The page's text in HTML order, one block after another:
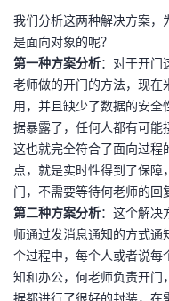
动
关
注
的
开
发
者
学
堂
我
的
Programs
我
的
支
持
我
我们分析这两种解决方案，
是面向对象的呢？
第一种方案分析：对于开门
老师做的开门的方法，现在
用，并且缺少了数据的安
据暴露了，任何人都有可能
这也就完全符合了面向过程
点，就是实时性得到了保
门，不需要等待何老师的回
第二种方案分析：这个解决
师通过发消息通知的方式
个过程中，每个人或者说每
知和办公，何老师负责开门
据都进行了很好的封装，在